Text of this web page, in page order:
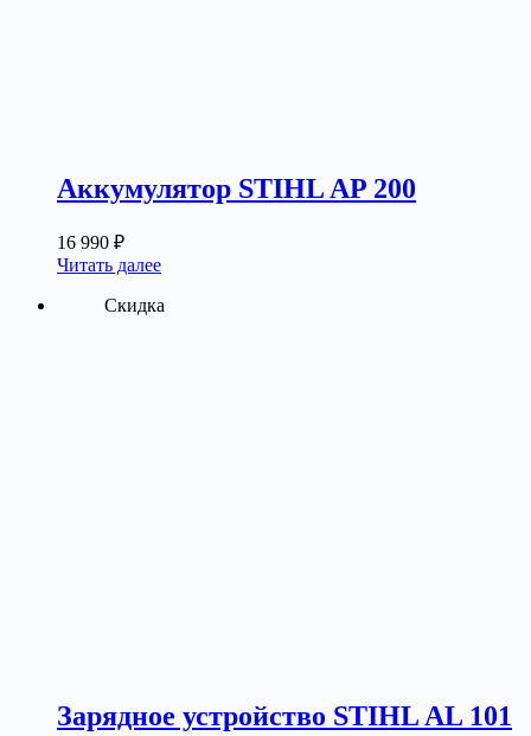
Аккумулятор STIHL AP 200
16 990 ₽
Читать далее
Скидка
Зарядное устройство STIHL AL 101